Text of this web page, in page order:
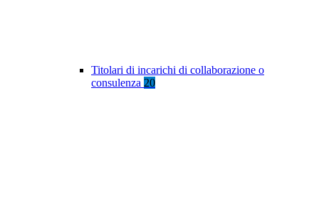
Titolari di incarichi di collaborazione o
consulenza 20